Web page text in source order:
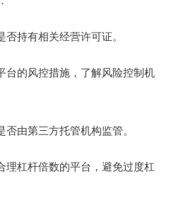
持有相关经营许可证。
台的风控措施，了解风险控制机
由第三方托管机构监管。
理杠杆倍数的平台，避免过度杠